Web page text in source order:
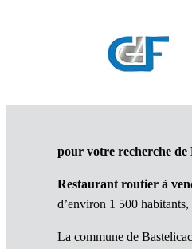
pour votre recherche de
Restaurant routier à
d’environ 1 500
La commune de